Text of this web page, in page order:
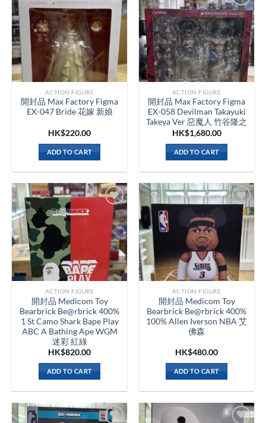
ACTION FIGURE
開封品 Max Factory Figma
EX-047 Bride 花嫁 新娘
HK$220.00
ADD TO CART
ACTION FIGURE
開封品 Max Factory Figma
EX-058 Devilman Takayuki
Takeya Ver 惡魔人 竹谷隆之
HK$1,680.00
ADD TO CART
ACTION FIGURE
開封品 Medicom Toy
Bearbrick Be@rbrick 400%
1 St Camo Shark Bape Play
ABC A Bathing Ape WGM
迷彩 紅綠
HK$820.00
ADD TO CART
ACTION FIGURE
開封品 Medicom Toy
Bearbrick Be@rbrick 400%
100% Allen Iverson NBA 艾
佛森
HK$480.00
ADD TO CART